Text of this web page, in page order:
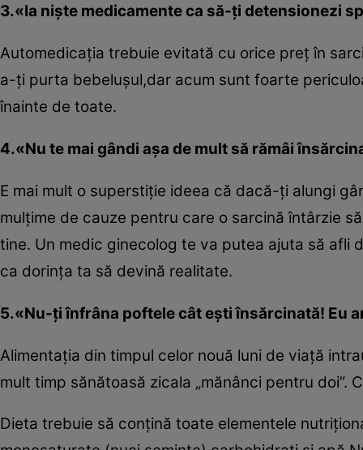
3.«Ia nişte medicamente ca să-ţi detensionezi
Automedicaţia trebuie evitată cu orice preţ în
a-ţi purta bebeluşul,dar acum sunt foarte
înainte de toate.
4.«Nu te mai gândi aşa de mult să rămâi
E mai mult o superstiţie ideea că dacă-ţi alungi
mulţime de cauze pentru care o sarcină întârzie
tine. Un medic ginecolog te va putea ajuta să afli
ca dorinţa ta să devină realitate.
5.«Nu-ţi înfrâna poftele cât eşti însărcinată! Eu
Alimentaţia din timpul celor nouă luni de viaţă
mult timp sănătoasă zicala „mănânci pentru
Dieta trebuie să conţină toate elementele